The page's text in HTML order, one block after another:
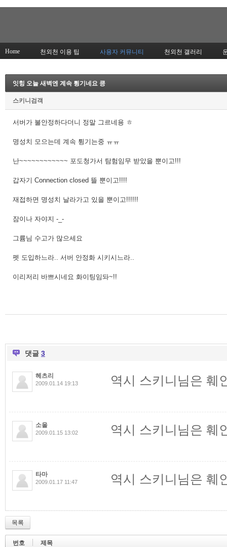
Home 천외천 이용 팁 사용자 커뮤니티 천외천 갤러리
잇힝 오늘 새벽엔 계속 튕기네요 킁
스키니검객
서버가 불안정하다더니 정말 그르네용 ㅎ
명성치 모으는데 계속 튕기는중 ㅠㅠ
난~~~~~~~~~~~~ 포도청가서 탐험임무 받았을 뿐이고!!!
갑자기 Connection closed 뜰 뿐이고!!!!
재접하면 명성치 날라가고 있을 뿐이고!!!!!!
잠이나 자야지 -_-
그륨님 수고가 많으세요
펫 도입하느라.. 서버 안정화 시키시느라..
이리저리 바쁘시네요 화이팅임돠~!!
댓글 3
헤츠리
2009.01.14 19:13 역시 스키니님은 훼
소울
2009.01.15 13:02 역시 스키니님은 훼
타마
2009.01.17 11:47 역시 스키니님은 훼
목록
번호 제목